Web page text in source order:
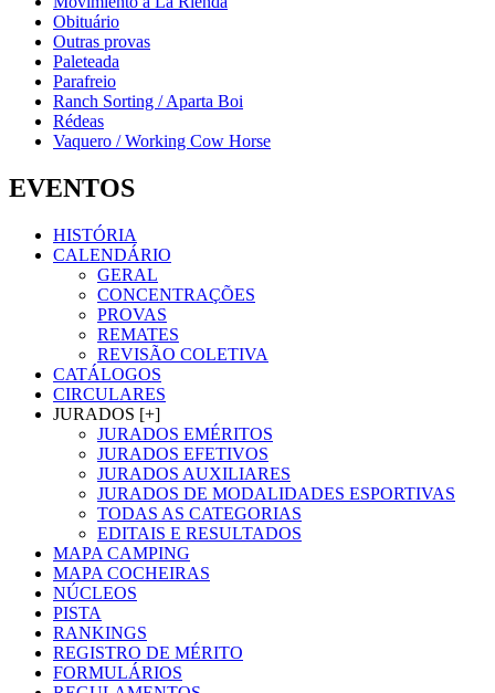
Obituário
Outras provas
Paleteada
Parafreio
Ranch Sorting / Aparta Boi
Rédeas
Vaquero / Working Cow Horse
EVENTOS
HISTÓRIA
CALENDÁRIO
GERAL
CONCENTRAÇÕES
PROVAS
REMATES
REVISÃO COLETIVA
CATÁLOGOS
CIRCULARES
JURADOS [+]
JURADOS EMÉRITOS
JURADOS EFETIVOS
JURADOS AUXILIARES
JURADOS DE MODALIDADES ESPORTIVAS
TODAS AS CATEGORIAS
EDITAIS E RESULTADOS
MAPA CAMPING
MAPA COCHEIRAS
NÚCLEOS
PISTA
RANKINGS
REGISTRO DE MÉRITO
FORMULÁRIOS